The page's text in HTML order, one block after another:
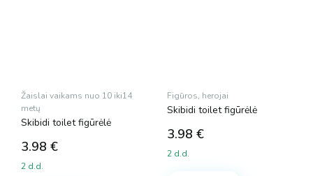
Žaislai vaikams nuo 10 iki14
metų
Skibidi toilet figūrėlė
3.98 €
2 d.d.
Figūros, herojai
Skibidi toilet figūrėlė
3.98 €
2 d.d.